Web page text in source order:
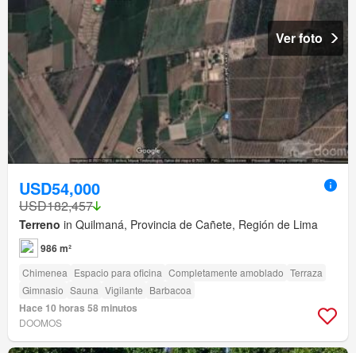
Ver foto
USD54,000
USD182,457
Terreno in Quilmaná, Provincia de Cañete, Región de Lima
986 m²
Chimenea Espacio para oficina Completamente amoblado Terraza
Gimnasio Sauna Vigilante Barbacoa
Hace 10 horas 58 minutos
DOOMOS